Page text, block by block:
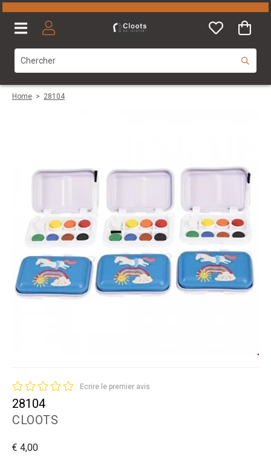
Home > 28104
Ecrire le premier avis
28104
CLOOTS
€ 4,00